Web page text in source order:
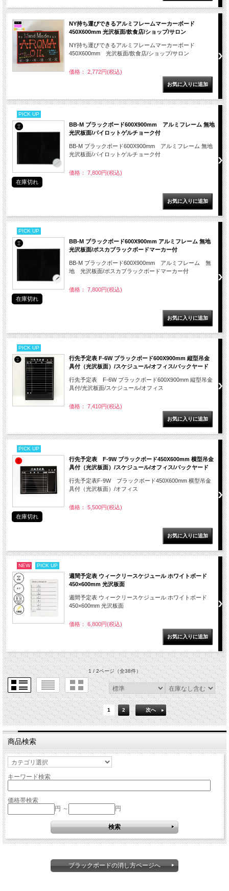
NY持ち運びできるアルミフレームマーカーボード
450X600mm 光沢板面/飲食店/ショップ/サロン
NY持ち運びできるアルミフレームマーカーボード
450X600mm 光沢板面/飲食店/ショップ/サロン
価格： 2,772円(税込)
PICK UP
BB-M ブラックボード600X900mm アルミフレーム 無地
光沢板面/パイロットゲルチョーク付
BB-M ブラックボード600X900mm アルミフレーム 無地
光沢板面/パイロットゲルチョーク付
価格： 7,800円(税込)
在庫切れ
PICK UP
BB-M ブラックボード600X900mm アルミフレーム 無地
光沢板面/ポスカブラックボードマーカー付
BB-M ブラックボード600X900mm アルミフレーム 無
地 光沢板面/ポスカブラックボードマーカー付
価格： 7,800円(税込)
在庫切れ
PICK UP
行先予定表 F-6W ブラックボード600X900mm 縦型吊金
具付（光沢板面）/スケジュール/オフィス/バックヤード
行先予定表 F-6W ブラックボード600X900mm 縦型吊金
具付/光沢板面/スケジュール/オフィス
価格： 7,410円(税込)
PICK UP
行先予定表 F-9W ブラックボード450X600mm 横型吊金
具付（光沢板面）/スケジュール/オフィス/バックヤード
行先予定表F-9W ブラックボード450X600mm 横型吊金
具付（光沢板面）/オフィス
価格： 5,500円(税込)
在庫切れ
NEW PICK UP
週間予定表 ウィークリースケジュール ホワイトボード
450×600mm 光沢板面
週間予定表 ウィークリースケジュール ホワイトボード
450×600mm 光沢板面
価格： 6,800円(税込)
1 / 2ページ（全38件）
1 2 次へ
商品検索
キーワード検索
価格帯検索
円 ～
円
ブラックボードの消し方ページへ